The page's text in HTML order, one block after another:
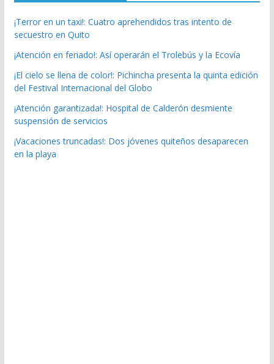
¡Terror en un taxi!: Cuatro aprehendidos tras intento de
secuestro en Quito
¡Atención en feriado!: Así operarán el Trolebús y la Ecovía
¡El cielo se llena de color!: Pichincha presenta la quinta edición
del Festival Internacional del Globo
¡Atención garantizada!: Hospital de Calderón desmiente
suspensión de servicios
¡Vacaciones truncadas!: Dos jóvenes quiteños desaparecen
en la playa